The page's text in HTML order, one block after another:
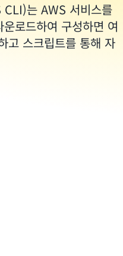
는 AWS 서비스를
로드하여 구성하면 여
고 스크립트를 통해 자